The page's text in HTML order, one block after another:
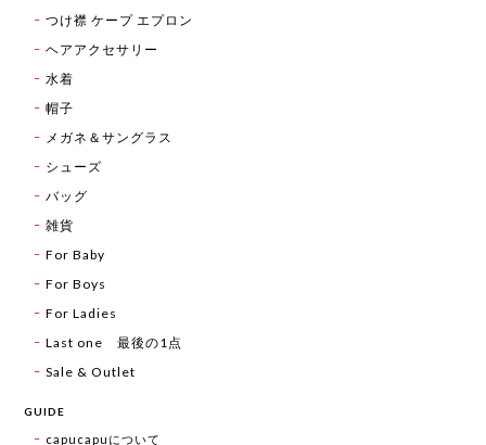
つけ襟 ケープ エプロン
ヘアアクセサリー
水着
帽子
メガネ＆サングラス
シューズ
バッグ
雑貨
For Baby
For Boys
For Ladies
Last one 最後の1点
Sale & Outlet
GUIDE
capucapuについて